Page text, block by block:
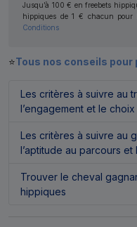
Jusqu’à 100 € en freebets
hippiques de 1 € chacun pour
Conditions
⭐Tous nos conseils
Les critères à suivre au
l’engagement et le
Les critères à suivre au
l’aptitude au parcours et
Trouver le cheval
hippiques